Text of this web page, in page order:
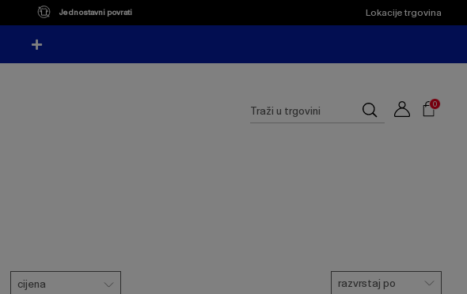
Jednostavni povrati Lokacije trgovina
Suggested
site
content
Traži
u
0
Cijena
cijena razvrstaj po